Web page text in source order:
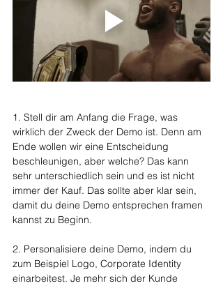
1. Stell dir am Anfang die Frage, was
wirklich der Zweck der Demo ist. Denn am
Ende wollen wir eine Entscheidung
beschleunigen, aber welche? Das kann
sehr unterschiedlich sein und es ist nicht
immer der Kauf. Das sollte aber klar sein,
damit du deine Demo entsprechen framen
kannst zu Beginn.
2. Personalisiere deine Demo, indem du
zum Beispiel Logo, Corporate Identity
einarbeitest. Je mehr sich der Kunde